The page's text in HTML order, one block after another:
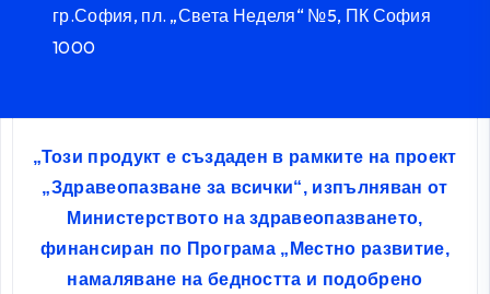
гр.София, пл. „Света Неделя“ №5, ПК София
1000
„Този продукт е създаден в рамките на проект
„Здравеопазване за всички“, изпълняван от
Министерството на здравеопазването,
финансиран по Програма „Местно развитие,
намаляване на бедността и подобрено